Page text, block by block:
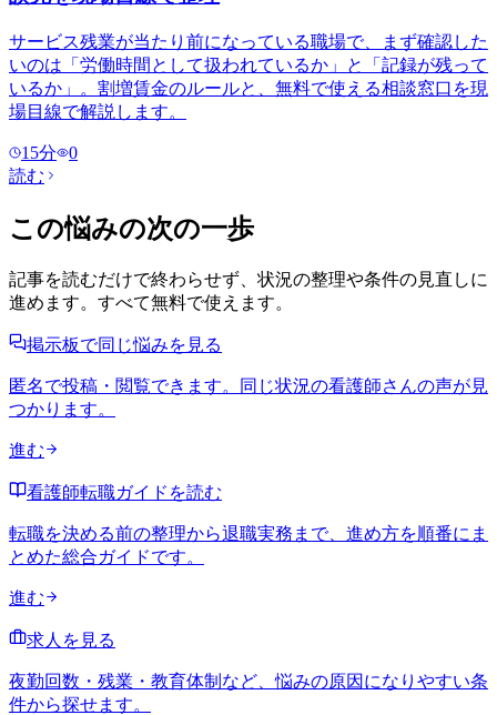
サービス残業が当たり前になっている職場で、まず確認した
いのは「労働時間として扱われているか」と「記録が残って
いるか」。割増賃金のルールと、無料で使える相談窓口を現
場目線で解説します。
15分
0
読む
この悩みの次の一歩
記事を読むだけで終わらせず、状況の整理や条件の見直しに
進めます。すべて無料で使えます。
掲示板で同じ悩みを見る
匿名で投稿・閲覧できます。同じ状況の看護師さんの声が見
つかります。
進む
看護師転職ガイドを読む
転職を決める前の整理から退職実務まで、進め方を順番にま
とめた総合ガイドです。
進む
求人を見る
夜勤回数・残業・教育体制など、悩みの原因になりやすい条
件から探せます。